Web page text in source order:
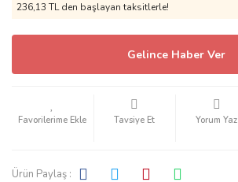
236,13 TL den başlayan taksitlerle!
Gelince Haber Ver
Tavsiye Et Yorum Yaz
Ürün Paylaş :